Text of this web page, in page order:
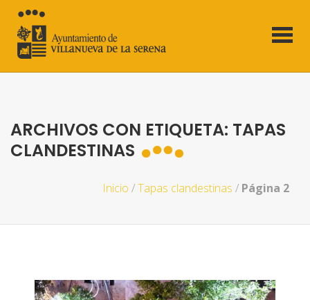
ARCHIVOS CON ETIQUETA: TAPAS
CLANDESTINAS
Inicio /Tapas clandestinas / Página 2